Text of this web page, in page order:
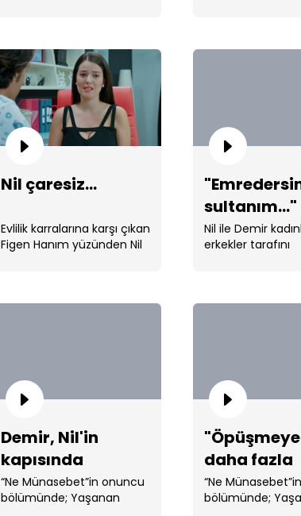
Nil çaresiz...
Evlilik karralarına karşı çıkan
Figen Hanım yüzünden Nil
sultanım..."
Nil ile Demir
erkekler tarafını
Demir, Nil'in
kapısında
“Ne Münasebet”in onuncu
bölümünde; Yaşanan
daha fazla
“Ne
bölümünde;